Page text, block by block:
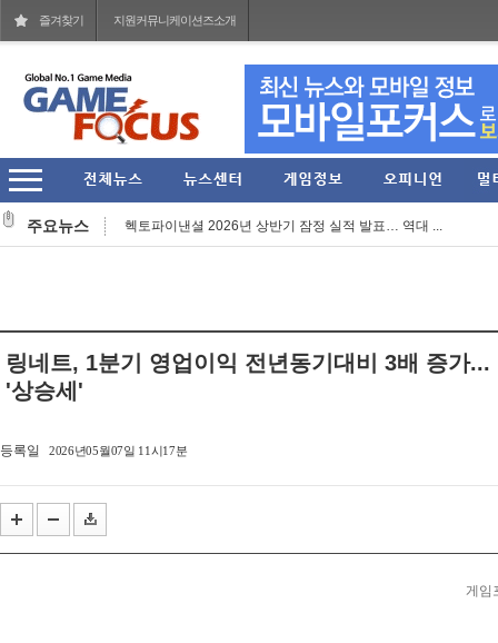
즐겨찾기 지원커뮤니케이션즈소개
주요뉴스
작곡 보조에서 블리자드 음악의 기둥으로... 아담 버...
헥토파이낸셜 2026년 상반기 잠정 실적 발표… 역대 ...
그라비티, '라그나로크 제로' 2026 여름 시즌 프로모...
링네트, 1분기 영업이익 전년동기대비 3배 증가
'상승세'
등록일 2026년05월07일 11시17분
게임